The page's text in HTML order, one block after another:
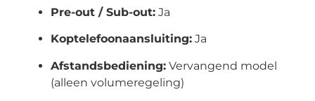
Pre-out / Sub-out: Ja
Koptelefoonaansluiting: Ja
Afstandsbediening: Vervangend model
(alleen volumeregeling)